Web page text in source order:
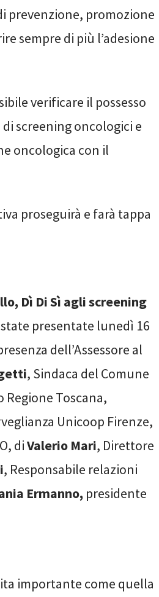
prevenzione, promozione
sempre di più l’adesione
verificare il possesso
screening oncologici e
oncologica con il
proseguirà e farà tappa
Dì Di Sì agli screening
presentate lunedì 16
dell’Assessore al
, Sindaca del Comune
Regione Toscana,
Unicoop Firenze,
diValerio Mari, Direttore
, Responsabile relazioni
Ermanno, presidente
importante come quella